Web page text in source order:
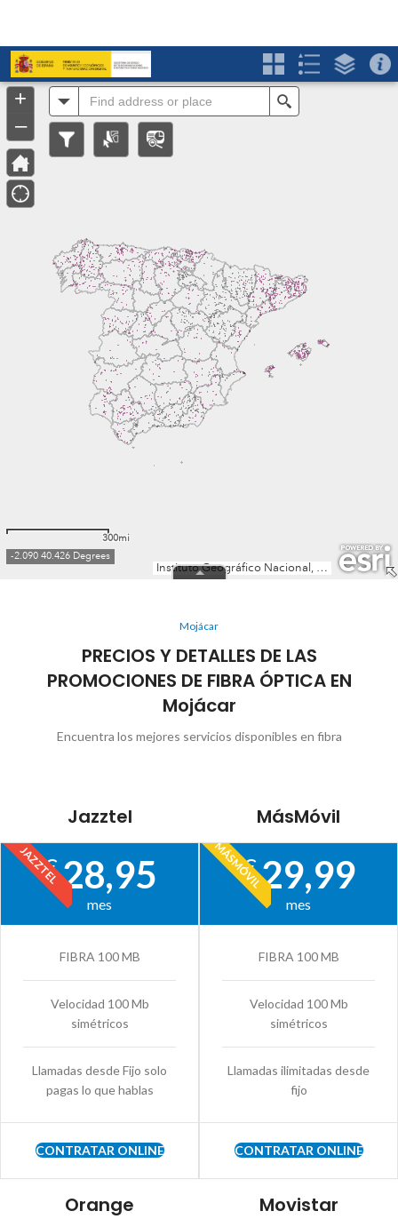
Mojácar
PRECIOS Y DETALLES DE LAS
PROMOCIONES DE FIBRA ÓPTICA EN
Mojácar
Encuentra los mejores servicios disponibles en fibra
Jazztel
JAZZTEL
€28,95
mes
FIBRA 100 MB
Velocidad 100 Mb
simétricos
Llamadas desde Fijo solo
pagas lo que hablas
CONTRATAR ONLINE
MásMóvil
MÁSMÓVIL
€29,99
mes
FIBRA 100 MB
Velocidad 100 Mb
simétricos
Llamadas ilimitadas desde
fijo
CONTRATAR ONLINE
Orange Movistar